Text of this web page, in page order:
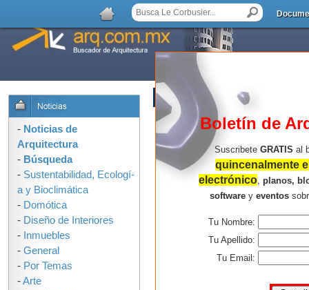
AGREGAR COMENTARIO
Boletín de
Suscribete GRATIS al
quincenalmente
electrónico, planos,
softwarey eventos
Tu Nombre:
Tu Apellido:
Tu Email:
- Noticias de
Arquitectura
- Búsqueda
- Sustentabilidad, Ecologí­
a y Bioclimática
- Domótica
- Diseño de Interiores
- Inmuebles
- General
- Por Temas
-Arte